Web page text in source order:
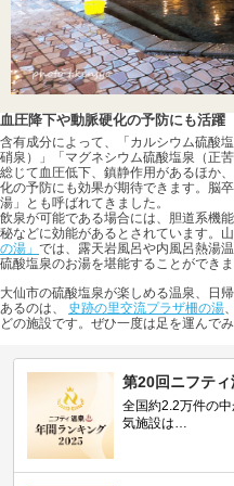
血圧降下や動脈硬化の予防にも活躍
含有成分によって、「カルシウム硫酸
硝泉）」「マグネシウム硫酸塩泉（正
総じて血圧低下、鎮静作用があるほか
化の予防にも効果が期待できます。脳
湯」とも呼ばれてきました。
飲泉が可能である場合には、胆道系機
秘などに効能があるとされています。
の湯」 では、露天岩風呂や内風呂熱湯
硫酸塩泉のお湯を堪能することができま
大仙市の硫酸塩泉が楽しめる温泉、日
あるのは、 史跡の里交流プラザ柵の湯、
どの施設です。ぜひ一度は足を運んでみ
第20回ニフテ
全国約2.2万件の
気施設は…